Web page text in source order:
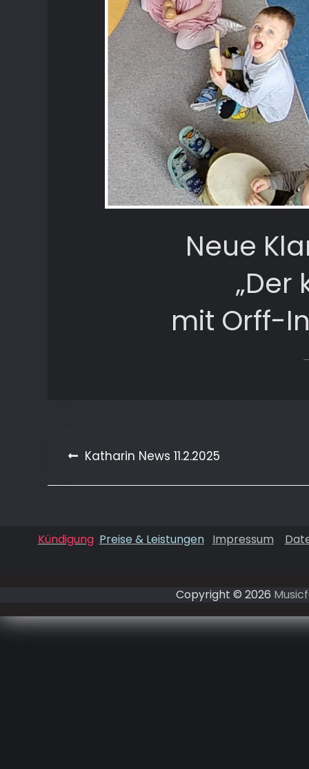
Neue
„Der
mit Orff-
Beitragsnavigation
Katharin News 11.2.2025
Kündigung Preise & Leistungen Impressum
Copyright © 2026